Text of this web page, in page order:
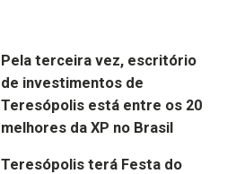
Pela terceira vez, escritório
de investimentos de
Teresópolis está entre os 20
melhores da XP no Brasil
Teresópolis terá Festa do